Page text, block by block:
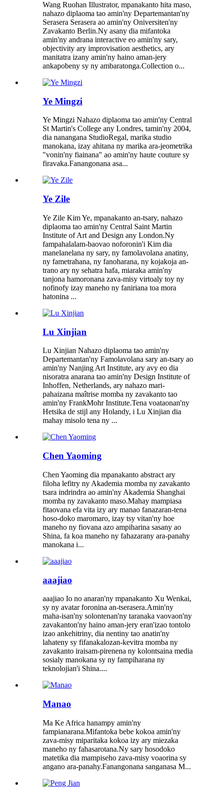
Wang Ruohan Illustrator, mpanakanto hita maso,
nahazo diplaoma tao amin'ny Departemantan'ny
Serasera Serasera ao amin'ny Oniversiten'ny
Zavakanto Berlin.Ny asany dia mifantoka
amin'ny andrana interactive eo amin'ny sary,
objectivity ary improvisation aesthetics, ary
manitatra izany amin'ny haino aman-jery
ankapobeny sy ny ambaratonga.Collection o...
Ye Mingzi
Ye Mingzi Nahazo diplaoma tao amin'ny Central
St Martin's College any Londres, tamin'ny 2004,
dia nanangana StudioRegal, marika studio
manokana, izay ahitana ny marika ara-jeometrika
"vonin'ny fiainana" ao amin'ny haute couture sy
firavaka.Fanangonana asa...
Ye Zile
Ye Zile Kim Ye, mpanakanto an-tsary, nahazo
diplaoma tao amin'ny Central Saint Martin
Institute of Art and Design any London.Ny
fampahalalam-baovao noforonin'i Kim dia
manelanelana ny sary, ny famolavolana anatiny,
ny fametrahana, ny fanoharana, ny kojakoja an-
trano ary ny sehatra hafa, miaraka amin'ny
tanjona hamoronana zava-misy virtoaly toy ny
nofinofy izay maneho ny faniriana toa mora
hatonina ...
Lu Xinjian
Lu Xinjian Nahazo diplaoma tao amin'ny
Departemantan'ny Famolavolana sary an-tsary ao
amin'ny Nanjing Art Institute, ary avy eo dia
nisoratra anarana tao amin'ny Design Institute of
Inhoffen, Netherlands, ary nahazo mari-
pahaizana maîtrise momba ny zavakanto tao
amin'ny FrankMohr Institute.Tena voataonan'ny
Hetsika de stijl any Holandy, i Lu Xinjian dia
mahay misolo tena ny ...
Chen Yaoming
Chen Yaoming dia mpanakanto abstract ary
filoha lefitry ny Akademia momba ny zavakanto
tsara indrindra ao amin'ny Akademia Shanghai
momba ny zavakanto maso.Mahay mampiasa
fitaovana efa vita izy ary manao fanazaran-tena
hoso-doko maromaro, izay tsy vitan'ny hoe
maneho ny fiovana azo ampiharina sasany ao
Shina, fa koa maneho ny fahazarany ara-panahy
manokana i...
aaajiao
aaajiao Io no anaran'ny mpanakanto Xu Wenkai,
sy ny avatar foronina an-tserasera.Amin'ny
maha-isan'ny solontenan'ny taranaka vaovaon'ny
zavakanton'ny haino aman-jery eran'izao tontolo
izao ankehitriny, dia nentiny tao anatin'ny
lahateny sy fifanakalozan-kevitra momba ny
zavakanto iraisam-pirenena ny kolontsaina media
sosialy manokana sy ny fampiharana ny
teknolojian'i Shina....
Manao
Ma Ke Africa hanampy amin'ny
fampianarana.Mifantoka bebe kokoa amin'ny
zava-misy miparitaka kokoa izy ary miezaka
maneho ny fahasarotana.Ny sary hosodoko
matetika dia mampiseho zava-misy voaorina sy
angano ara-panahy.Fanangonana sanganasa M...